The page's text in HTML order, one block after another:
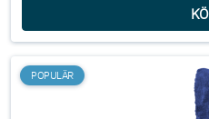
POPULÄR